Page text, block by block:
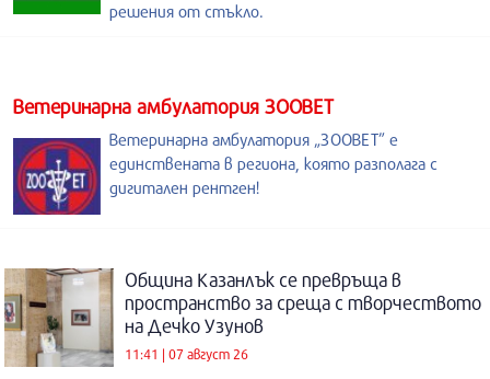
решения от стъкло.
Ветеринарна амбулатория ЗООВЕТ
Ветеринарна амбулатория „ЗООВЕТ” е
единствената в региона, която разполага с
дигитален рентген!
Община Казанлък се превръща в
пространство за среща с творчеството
на Дечко Узунов
11:41 | 07 август 26